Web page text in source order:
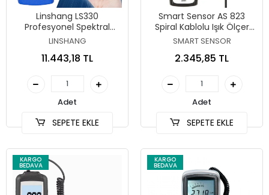
Linshang LS330
Profesyonel Spektral
Lüksmetre (CRI, CCT ve
LINSHANG
11.443,18 TL
Adet
SEPETE EKLE
Smart Sensor AS 823
Spiral Kablolu Işık Ölçer
Lüksmetre
SMART SENSOR
2.345,85 TL
Adet
SEPETE EKLE
KARGO
BEDAVA
KARGO
BEDAVA